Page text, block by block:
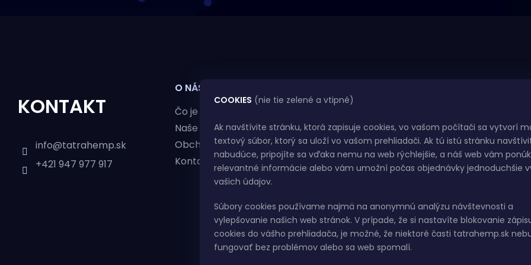
COOKIES (nie tie zelené a vtipné)
Ak navštívite stránku, ktorá zapisuje cookies, vo vašom počítači sa vytvorí
textový súbor, ktorý sa uloží vo vašom prehliadači. Ak tú istú stránku
nabudúce, pripojíte sa vďaka nemu na web rýchlejšie, a náš web vám
relevantné informácie alebo vám umožní počas objednávky jednoduchšie
vašich údajov.
Súbory cookies používame najmä na anonymnú analýzu návštevnosti a
vylepšovanie našich web stránok. V prípade, že si nastavíte blokovanie
cookies do vášho prehliadača, je možné, že niektoré časti tatrahemp.sk
fungovať bez problémov alebo sa web spomalí.
P
Ä
KONTAKT
info@tatrahemp.sk
+421 947 977 917
O NÁS
Čo je Tatra Hemp
Naše služby
Obchod
Kontakt
Hash
CBD
Výpredaj
PRE